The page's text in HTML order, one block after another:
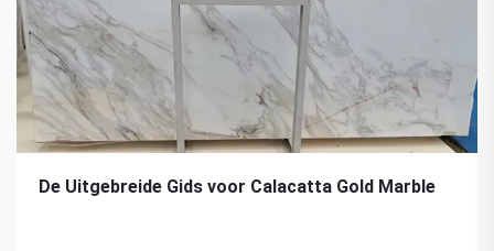
De Uitgebreide Gids voor Calacatta Gold Marble